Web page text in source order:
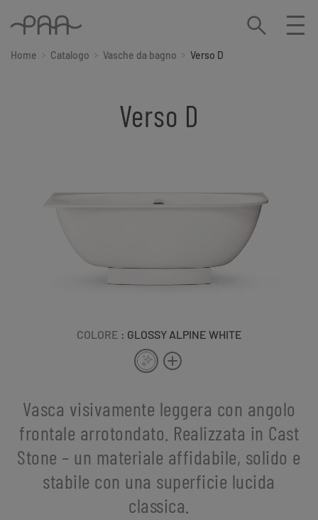
Home Catalogo Vasche da bagno Verso D
Verso D
COLORE : GLOSSY ALPINE WHITE
Vasca visivamente leggera con angolo
frontale arrotondato. Realizzata in Cast
Stone – un materiale affidabile, solido e
stabile con una superficie lucida
classica.